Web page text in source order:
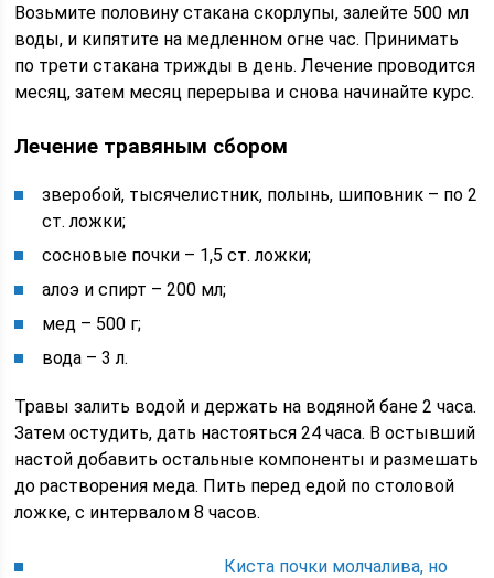
Возьмите половину стакана скорлупы, залейте 500 мл
воды, и кипятите на медленном огне час. Принимать
по трети стакана трижды в день. Лечение проводится
месяц, затем месяц перерыва и снова начинайте курс.
Лечение травяным сбором
зверобой, тысячелистник, полынь, шиповник – по 2
ст. ложки;
сосновые почки – 1,5 ст. ложки;
алоэ и спирт – 200 мл;
мед – 500 г;
вода – 3 л.
Травы залить водой и держать на водяной бане 2 часа.
Затем остудить, дать настояться 24 часа. В остывший
настой добавить остальные компоненты и размешать
до растворения меда. Пить перед едой по столовой
ложке, с интервалом 8 часов.
Киста почки молчалива, но